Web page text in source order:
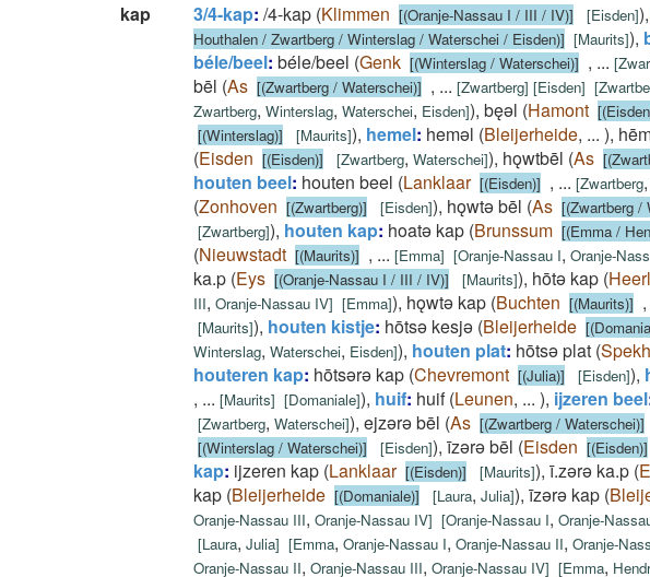
kap
3/4-kap: /4-kap (Klimmen [(Oranje-Nassau I / III / IV)] [Eisden]),
Houthalen / Zwartberg / Winterslag / Waterschei / Eisden)] [Maurits]),
béle/beel: béle/beel (Genk [(Winterslag / Waterschei)] , ... [
bēl (As [(Zwartberg / Waterschei)] , ... [Zwartberg] [Eisden] [
Zwartberg, Winterslag, Waterschei, Eisden]), bęǝl (Hamont
[(Winterslag)] [Maurits]), hemel: hemǝl (Bleijerheide, ... ),
(Eisden [(Eisden)] [Zwartberg, Waterschei]), hǫwtbēl (As
houten beel: houten beel (Lanklaar [(Eisden)] , ... [Zwartberg,
(Zonhoven [(Zwartberg)] [Eisden]), hǫwtǝ bēl (As [(Zwartberg /
[Zwartberg]), houten kap: hoatǝ kap (Brunssum [(Emma /
(Nieuwstadt [(Maurits)] , ... [Emma] [Oranje-Nassau I, Oranje-
ka.p (Eys [(Oranje-Nassau I / III / IV)] [Maurits]), hōtǝ kap (
III, Oranje-Nassau IV] [Emma]), hǫwtǝ kap (Buchten [(Maurits)] ,
[Maurits]), houten kistje: hōtsǝ kesjǝ (Bleijerheide
Winterslag, Waterschei, Eisden]), houten plat: hōtsǝ plat (
houteren kap: hōtsǝrǝ kap (Chevremont [(Julia)] [Eisden]),
, ... [Maurits] [Domaniale]), huif: huif(Leunen, ... ), ijzeren beel
[Zwartberg, Waterschei]), ejzǝrǝ bēl (As [(Zwartberg / Waterschei)]
[(Winterslag / Waterschei)] [Eisden]), īzǝrǝ bēl (Eisden [(Eisden)]
kap: ijzeren kap (Lanklaar [(Eisden)] [Maurits]), ī.zǝrǝ ka.p (
kap (Bleijerheide [(Domaniale)] [Laura, Julia]), īzǝrǝ kap (
Oranje-Nassau III, Oranje-Nassau IV] [Oranje-Nassau I, Oranje-
[Laura, Julia] [Emma, Oranje-Nassau I, Oranje-Nassau II, Oranje-
Oranje-Nassau II, Oranje-Nassau III, Oranje-Nassau IV] [Emma,